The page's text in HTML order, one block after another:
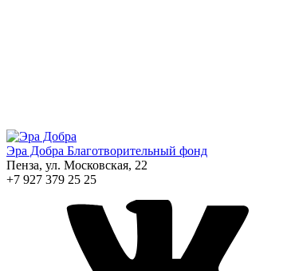
Эра Добра Благотворительный фонд
Пенза, ул. Московская, 22
+7 927 379 25 25